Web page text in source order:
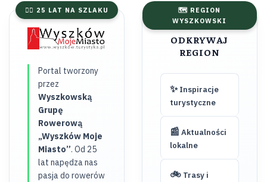
🚴‍♂️ 25 LAT NA SZLAKU
Portal tworzony
przez
Wyszkowską
Grupę
Rowerową
„Wyszków Moje
Miasto”. Od 25
lat napędza nas
pasja do rowerów
🗺️ REGION
WYSZKOWSKI
ODKRYWAJ
REGION
✨Inspiracje
turystyczne
📰 Aktualności
lokalne
🚲Trasy i